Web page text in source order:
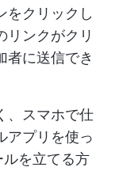
をクリックし
リンクがクリ
者に送信でき
、スマホで仕
アプリを使っ
を立てる方